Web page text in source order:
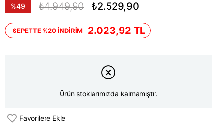
%49
₺4.949,90 ₺2.529,90
SEPETTE %20 İNDİRİM 2.023,92 TL
Ürün stoklarımızda kalmamıştır.
Favorilere Ekle